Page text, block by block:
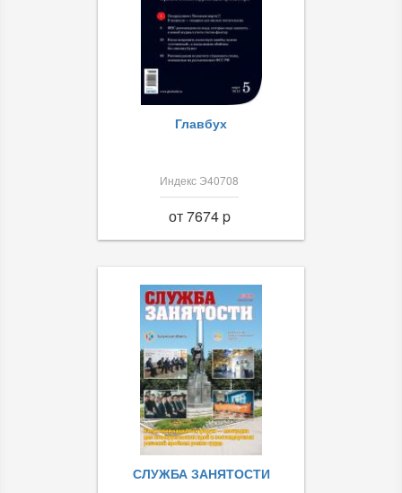
Главбух
Индекс Э40708
от 7674 p
СЛУЖБА ЗАНЯТОСТИ